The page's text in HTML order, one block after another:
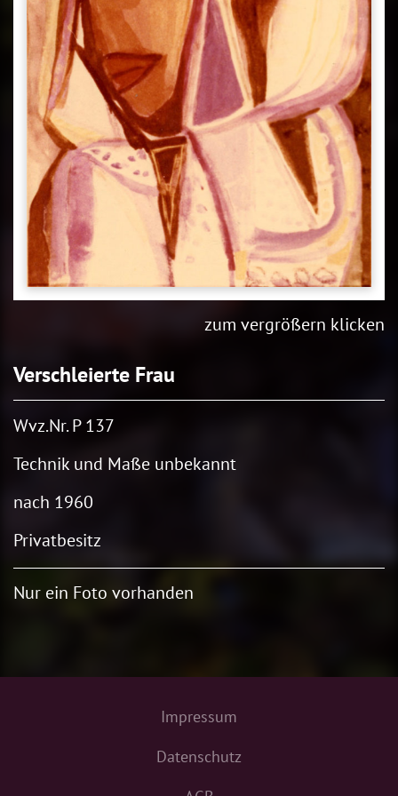
zum vergrößern klicken
Verschleierte Frau
Wvz.Nr. P 137
Technik und Maße unbekannt
nach 1960
Privatbesitz
Nur ein Foto vorhanden
Impressum
Datenschutz